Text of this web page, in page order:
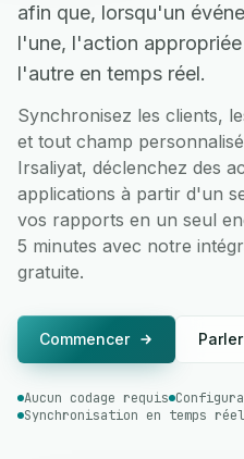
afin que, lorsqu'un
l'une, l'action
l'autre en temps réel.
Synchronisez les clients,
et tout champ
Irsaliyat, déclenchez des
applications à partir d'un
vos rapports en un seul
5 minutes avec notre
gratuite.
Commencer
Aucun codage requis
Synchronisation en temps réel